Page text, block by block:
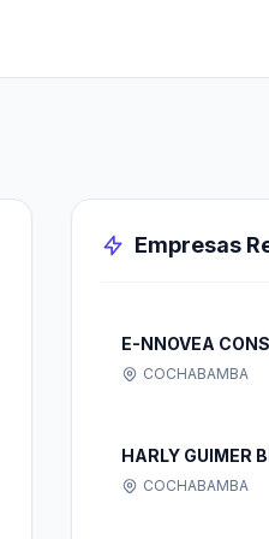
Empresas
E-NNOVEA
COCHABAMBA
HARLY GUIMER
COCHABAMBA